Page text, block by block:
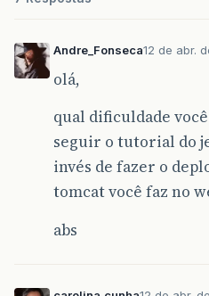
Andre_Fonseca12 de abr.
olá,
qual dificuldade
seguir o tutorial do
invés de fazer o
tomcat você faz no
abs